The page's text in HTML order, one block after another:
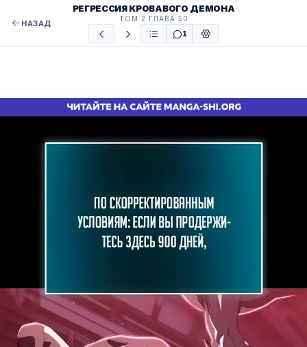
НАЗАД
РЕГРЕССИЯ КРОВАВОГО ДЕМОНА
ТОМ 2 ГЛАВА 50
1